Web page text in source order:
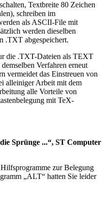
Textbreite 80 Zeichen
schreiben im
als ASCII-File mit
werden dieselben
.TXT abgespeichert.
die .TXT-Dateien als TEXT
Verfahren erneut
vermeidet das Einstreuen von
alleiniger Arbeit mit dem
alle Vorteile von
mit TeX-
Sprünge ...“, ST Computer
zur Belegung
„ALT“ hatten Sie leider